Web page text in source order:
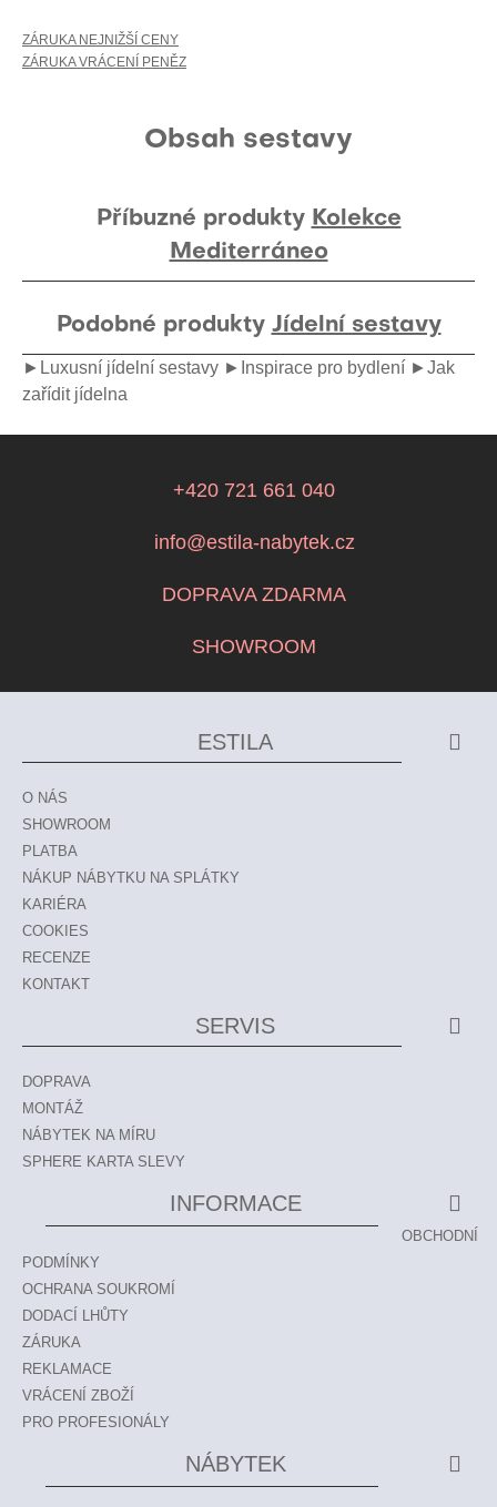
ZÁRUKA NEJNIŽŠÍ CENY
ZÁRUKA VRÁCENÍ PENĚZ
Obsah sestavy
Příbuzné produkty Kolekce
Mediterráneo
Podobné produkty Jídelní sestavy
►Luxusní jídelní sestavy ►Inspirace pro bydlení ►Jak
zařídit jídelna
+420 721 661 040
info@estila-nabytek.cz
DOPRAVA ZDARMA
SHOWROOM
ESTILA
O NÁS
SHOWROOM
PLATBA
NÁKUP NÁBYTKU NA SPLÁTKY
KARIÉRA
COOKIES
RECENZE
KONTAKT
SERVIS
DOPRAVA
MONTÁŽ
NÁBYTEK NA MÍRU
SPHERE KARTA SLEVY
INFORMACE
OBCHODNÍ
PODMÍNKY
OCHRANA SOUKROMÍ
DODACÍ LHŮTY
ZÁRUKA
REKLAMACE
VRÁCENÍ ZBOŽÍ
PRO PROFESIONÁLY
NÁBYTEK